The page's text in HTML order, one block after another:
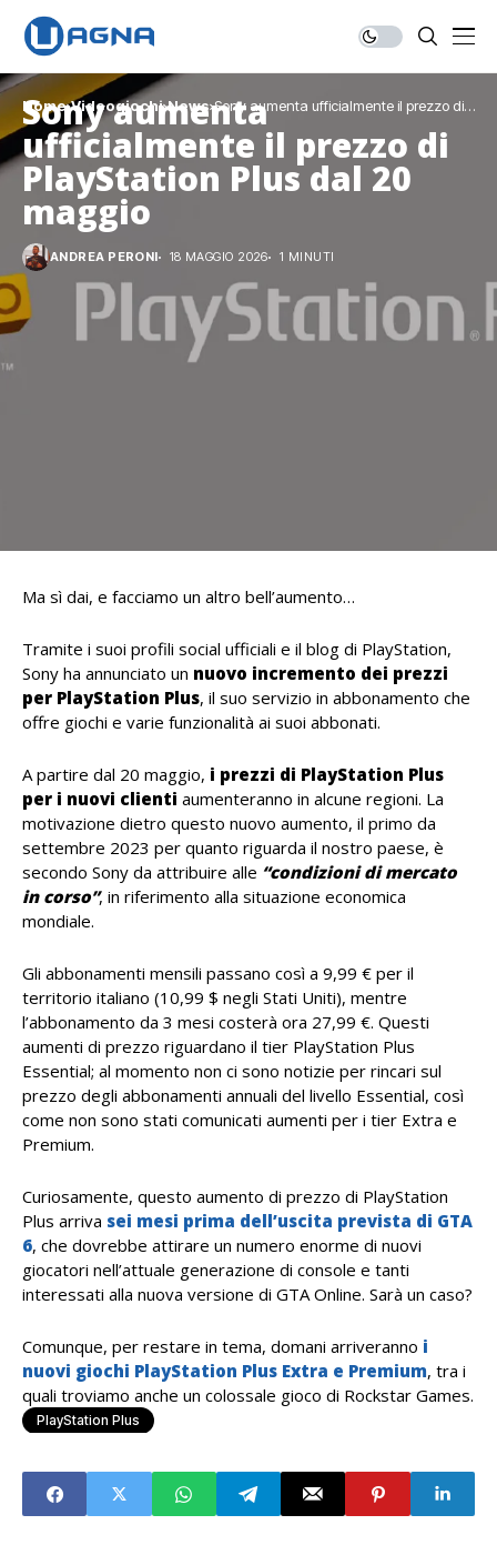
Home Videogiochi News Sony aumenta ufficialmente il prezzo di
PlayStation Plus dal 20 maggio
Sony aumenta
ufficialmente il prezzo di
PlayStation Plus dal 20
maggio
ANDREA PERONI 18 MAGGIO 2026 1 MINUTI
Ma sì dai, e facciamo un altro bell’aumento…
Tramite i suoi profili social ufficiali e il blog di PlayStation,
Sony ha annunciato un nuovo incremento dei prezzi
per PlayStation Plus, il suo servizio in abbonamento che
offre giochi e varie funzionalità ai suoi abbonati.
A partire dal 20 maggio, i prezzi di PlayStation Plus
per i nuovi clienti aumenteranno in alcune regioni. La
motivazione dietro questo nuovo aumento, il primo da
settembre 2023 per quanto riguarda il nostro paese, è
secondo Sony da attribuire alle “condizioni di mercato
in corso”, in riferimento alla situazione economica
mondiale.
Gli abbonamenti mensili passano così a 9,99 € per il
territorio italiano (10,99 $ negli Stati Uniti), mentre
l’abbonamento da 3 mesi costerà ora 27,99 €. Questi
aumenti di prezzo riguardano il tier PlayStation Plus
Essential; al momento non ci sono notizie per rincari sul
prezzo degli abbonamenti annuali del livello Essential, così
come non sono stati comunicati aumenti per i tier Extra e
Premium.
Curiosamente, questo aumento di prezzo di PlayStation
Plus arriva sei mesi prima dell’uscita prevista di GTA
6, che dovrebbe attirare un numero enorme di nuovi
giocatori nell’attuale generazione di console e tanti
interessati alla nuova versione di GTA Online. Sarà un caso?
Comunque, per restare in tema, domani arriveranno i
nuovi giochi PlayStation Plus Extra e Premium, tra i
quali troviamo anche un colossale gioco di Rockstar Games.
PlayStation Plus